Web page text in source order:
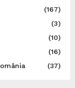
(167)
(3)
(10)
(16)
(37)